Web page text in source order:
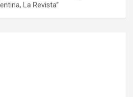
La Revista”